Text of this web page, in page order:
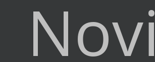
Novi